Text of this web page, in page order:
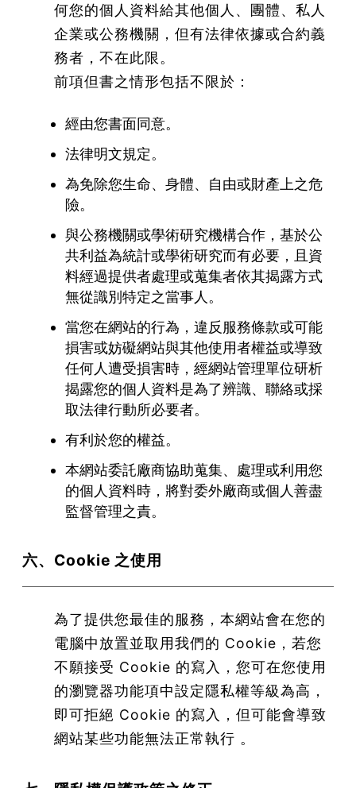
何您的個人資料給其他個人、團體、私人
企業或公務機關，但有法律依據或合約義
務者，不在此限。
前項但書之情形包括不限於：
經由您書面同意。
法律明文規定。
為免除您生命、身體、自由或財產上之危
險。
與公務機關或學術研究機構合作，基於公
共利益為統計或學術研究而有必要，且資
料經過提供者處理或蒐集者依其揭露方式
無從識別特定之當事人。
當您在網站的行為，違反服務條款或可能
損害或妨礙網站與其他使用者權益或導致
任何人遭受損害時，經網站管理單位研析
揭露您的個人資料是為了辨識、聯絡或採
取法律行動所必要者。
有利於您的權益。
本網站委託廠商協助蒐集、處理或利用您
的個人資料時，將對委外廠商或個人善盡
監督管理之責。
六、Cookie 之使用
為了提供您最佳的服務，本網站會在您的
電腦中放置並取用我們的 Cookie，若您
不願接受 Cookie 的寫入，您可在您使用
的瀏覽器功能項中設定隱私權等級為高，
即可拒絕 Cookie 的寫入，但可能會導致
網站某些功能無法正常執行 。